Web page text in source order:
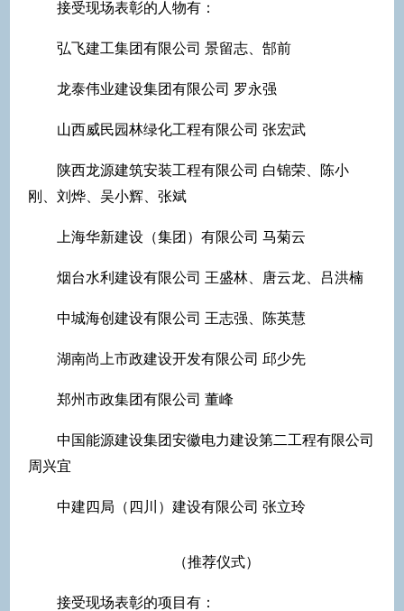
接受现场表彰的人物有：
弘飞建工集团有限公司 景留志、郜前
龙泰伟业建设集团有限公司 罗永强
山西威民园林绿化工程有限公司 张宏武
陕西龙源建筑安装工程有限公司 白锦荣、陈小
刚、刘烨、吴小辉、张斌
上海华新建设（集团）有限公司 马菊云
烟台水利建设有限公司 王盛林、唐云龙、吕洪楠
中城海创建设有限公司 王志强、陈英慧
湖南尚上市政建设开发有限公司 邱少先
郑州市政集团有限公司 董峰
中国能源建设集团安徽电力建设第二工程有限公司
周兴宜
中建四局（四川）建设有限公司 张立玲
（推荐仪式）
接受现场表彰的项目有：